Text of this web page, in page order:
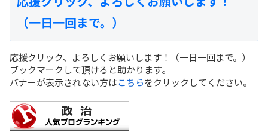
（一日一回まで。）
応援クリック、よろしくお願いします！（一日一回まで。）
ブックマークして頂けると助かります。
バナーが表示されない方はこちらをクリックしてください。